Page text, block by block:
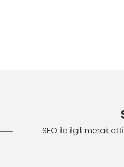
SEO ile ilgili merak